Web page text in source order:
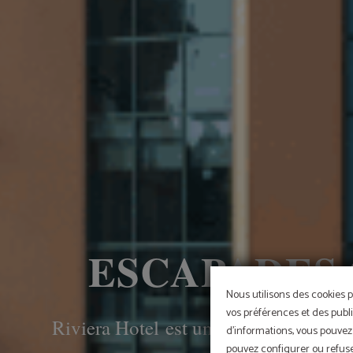
Nous utilisons des cookies
vos préférences et des
d'informations, vous
Riviera Hotel est un espace